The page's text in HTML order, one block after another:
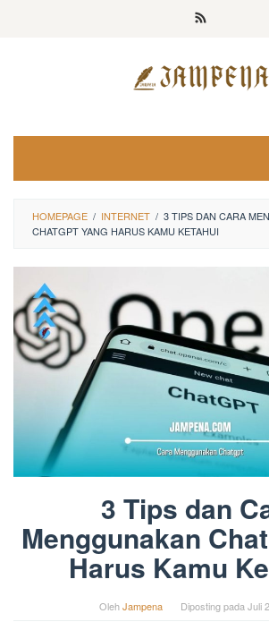
HOMEPAGE / INTERNET / 3 TIPS DAN CARA
CHATGPT YANG HARUS KAMU KETAHUI
3 Tips dan
Menggunakan
Harus Kamu
OlehJampena Diposting pada Juli